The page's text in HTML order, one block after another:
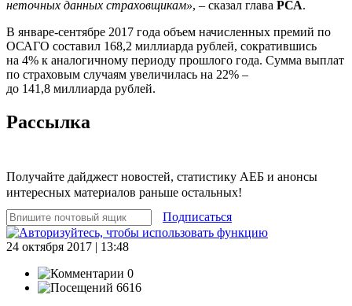
неточных данных страховщикам», – сказал глава РСА.
В январе-сентябре 2017 года объем начисленных премий по
ОСАГО составил 168,2 миллиарда рублей, сократившись
на 4% к аналогичному периоду прошлого года. Сумма выплат
по страховым случаям увеличилась на 22% –
до 141,8 миллиарда рублей.
Рассылка
Получайте дайджест новостей, статистику АЕБ и анонсы
интересных материалов раньше остальных!
Подписаться
24 октября 2017 | 13:48
0
6616